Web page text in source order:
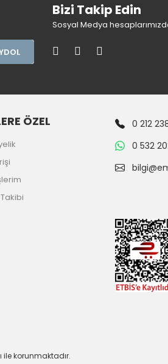
Bizi Takip Edin
Sosyal Medya
ÖZEL
0 212
0 532
ile korunmaktadır.